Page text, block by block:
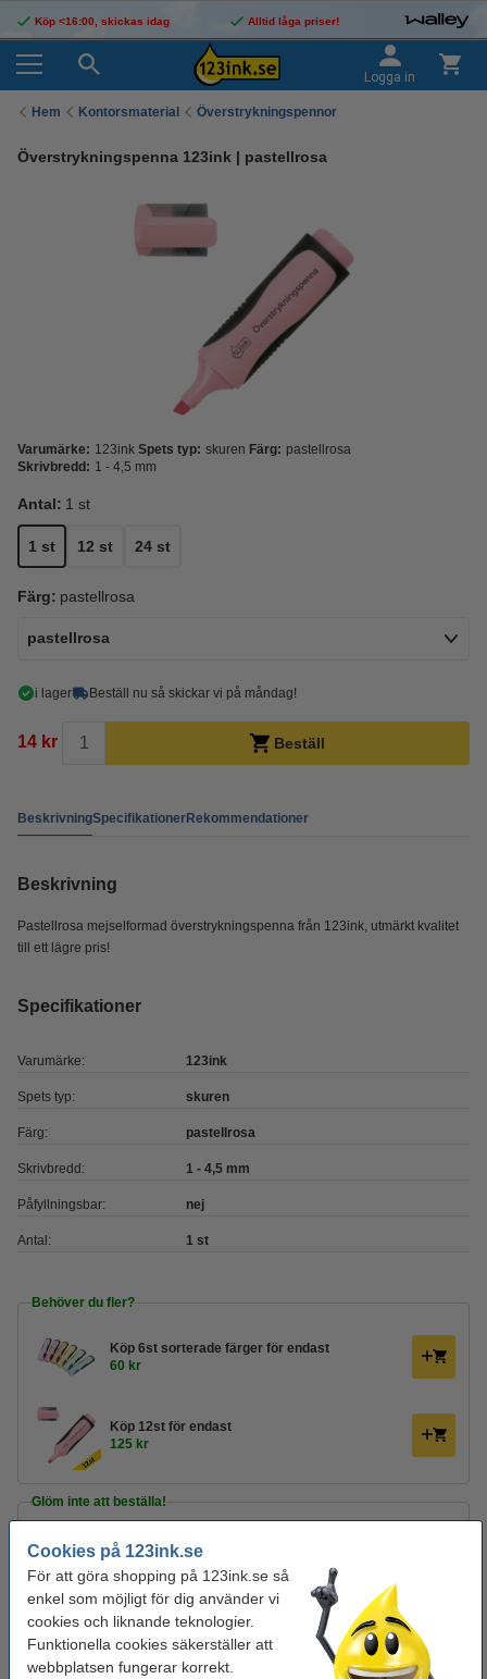
Cookies på 123ink.se
För att göra shopping på 123ink.se så
enkel som möjligt för dig använder vi
cookies och liknande teknologier.
Funktionella cookies säkerställer att
webbplatsen fungerar korrekt.
Köp <16:00, skickas idag Alltid låga priser!
Logga in
Hem Kontorsmaterial Överstrykningspennor
Överstrykningspenna 123ink | pastellrosa
Varumärke: 123ink Spets typ: skuren Färg: pastellrosa
Skrivbredd: 1 - 4,5 mm
Antal: 1 st
1 st 12 st 24 st
Färg: pastellrosa
pastellrosa
i lager Beställ nu så skickar vi på måndag!
14 kr Beställ
BeskrivningSpecifikationerRekommendationer
Beskrivning
Pastellrosa mejselformad överstrykningspenna från 123ink, utmärkt kvalitet
till ett lägre pris!
Specifikationer
Varumärke: 123ink
Spets typ: skuren
Färg: pastellrosa
Skrivbredd: 1 - 4,5 mm
Påfyllningsbar: nej
Antal: 1 st
Behöver du fler?
Köp 6st sorterade färger för endast
60 kr
Köp 12st för endast
125 kr
Glöm inte att beställa!
Post-it lappar 76mm x 76mm | 123ink | gul | 100
ark | 12st
195 kr
Häftklammer 24/6 | 123ink galvaniserade |
12 kr